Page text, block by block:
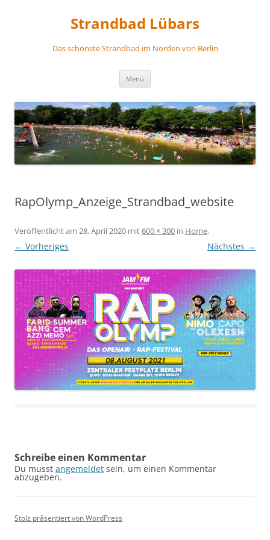
Strandbad Lübars
Das schönste Strandbad im Norden von Berlin
Menü
RapOlymp_Anzeige_Strandbad_website
Veröffentlicht am 28. April 2020 mit600 × 300 in Home.
← Vorheriges Nächstes →
Schreibe einen Kommentar
Du musst angemeldet sein, um einen Kommentar
abzugeben.
Stolz präsentiert von WordPress